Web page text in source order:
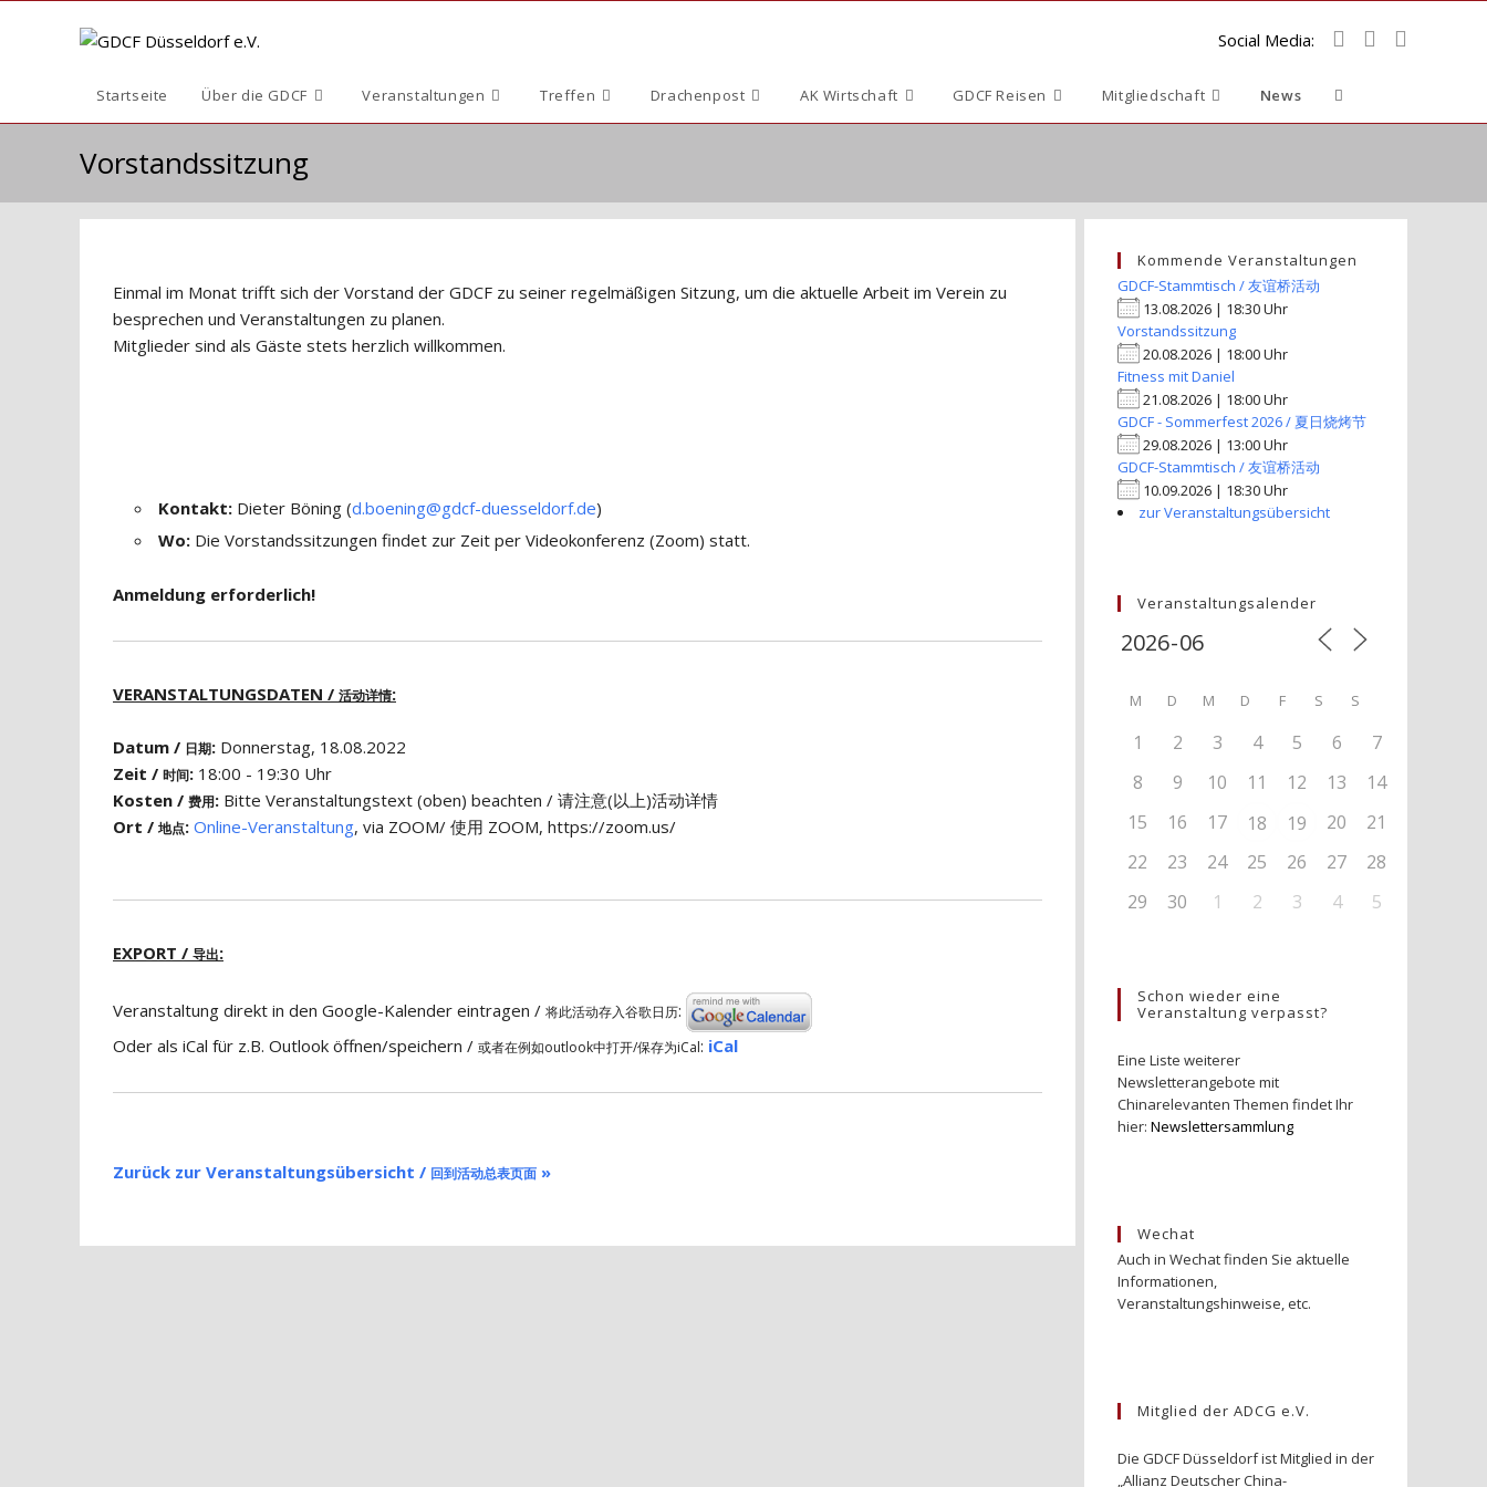
Social Media:
Startseite Über die GDCF Veranstaltungen Treffen Drachenpost AK Wirtschaft GDCF Reisen Mitgliedschaft News Website-
umschalten
Vorstandssitzung
Einmal im Monat trifft sich der Vorstand der GDCF zu seiner regelmäßigen Sitzung, um die aktuelle Arbeit im Verein zu
besprechen und Veranstaltungen zu planen.
Mitglieder sind als Gäste stets herzlich willkommen.
Kontakt: Dieter Böning (d.boening@gdcf-duesseldorf.de)
Wo: Die Vorstandssitzungen findet zur Zeit per Videokonferenz (Zoom) statt.
Anmeldung erforderlich!
VERANSTALTUNGSDATEN / 活动详情:
Datum / 日期: Donnerstag, 18.08.2022
Zeit / 时间: 18:00 - 19:30 Uhr
Kosten / 费用: Bitte Veranstaltungstext (oben) beachten / 请注意(以上)活动详情
Ort / 地点: Online-Veranstaltung, via ZOOM/ 使用 ZOOM, https://zoom.us/
EXPORT / 导出:
Veranstaltung direkt in den Google-Kalender eintragen / 将此活动存入谷歌日历:
Oder als iCal für z.B. Outlook öffnen/speichern / 或者在例如outlook中打开/保存为iCal: iCal
Zurück zur Veranstaltungsübersicht / 回到活动总表页面 »
Kommende Veranstaltungen
GDCF-Stammtisch / 友谊桥活动
13.08.2026 | 18:30 Uhr
Vorstandssitzung
20.08.2026 | 18:00 Uhr
Fitness mit Daniel
21.08.2026 | 18:00 Uhr
GDCF - Sommerfest 2026 / 夏日烧烤节
29.08.2026 | 13:00 Uhr
GDCF-Stammtisch / 友谊桥活动
10.09.2026 | 18:30 Uhr
zur Veranstaltungsübersicht
Veranstaltungsalender
M D M D F S S
1 2 3 4 5 6
7
8
9 10 11 12 13
14
15
16 17 18 19 20
21
22
23 24 25 26 27
28
29
30 1 2 3 4 5
Schon wieder eine
Veranstaltung verpasst?
Eine Liste weiterer
Newsletterangebote mit
Chinarelevanten Themen findet Ihr
hier: Newslettersammlung
Wechat
Auch in Wechat finden Sie aktuelle
Informationen,
Veranstaltungshinweise, etc.
Mitglied der ADCG e.V.
Die GDCF Düsseldorf ist Mitglied in der
„Allianz Deutscher China-